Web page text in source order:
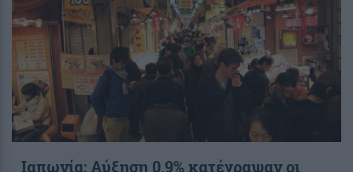
Ιαπωνία: Αύξηση 0,9% κατέγραψαν οι